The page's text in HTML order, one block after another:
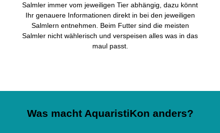
Salmler immer vom jeweiligen Tier abhängig, dazu könnt
Ihr genauere Informationen direkt in bei den jeweiligen
Salmlern entnehmen. Beim Futter sind die meisten
Salmler nicht wählerisch und verspeisen alles was in das
maul passt.
Was macht AquaristiKon anders?